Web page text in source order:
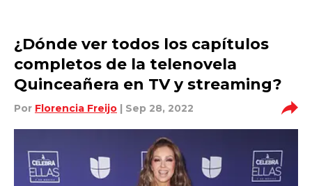
¿Dónde ver todos los capítulos
completos de la telenovela
Quinceañera en TV y streaming?
Por Florencia Freijo | Sep 28, 2022